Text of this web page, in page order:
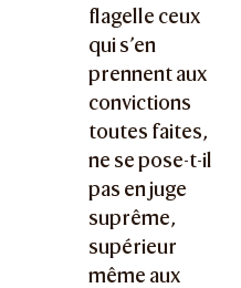
flagelle ceux
qui s’en
prennent aux
convictions
toutes faites,
ne se pose-t-il
pas en juge
suprême,
supérieur
même aux